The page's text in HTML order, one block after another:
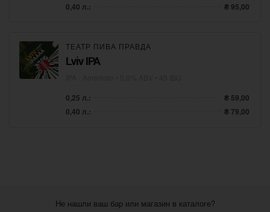
0,40 л.:
₴ 95,00
ТЕАТР ПИВА ПРАВДА
Lviv IPA
0,25 л.:
₴ 59,00
0,40 л.:
₴ 79,00
Не нашли ваш бар или магазин в каталоге?